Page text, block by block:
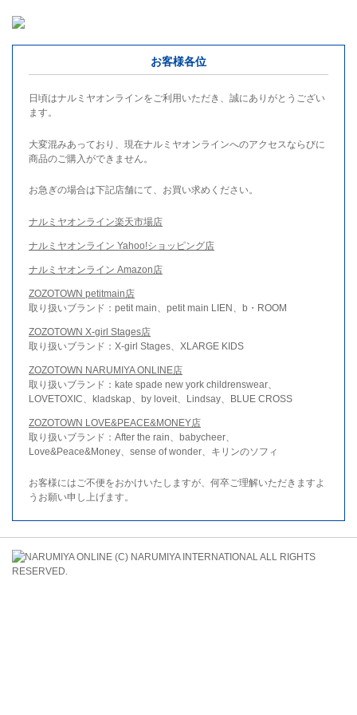
お客様各位
日頃はナルミヤオンラインをご利用いただき、誠にありがとうござい
ます。
大変混みあっており、現在ナルミヤオンラインへのアクセスならびに
商品のご購入ができません。
お急ぎの場合は下記店舗にて、お買い求めください。
ナルミヤオンライン楽天市場店
ナルミヤオンライン Yahoo!ショッピング店
ナルミヤオンライン Amazon店
ZOZOTOWN petitmain店
取り扱いブランド：petit main、petit main LIEN、b・ROOM
ZOZOTOWN X-girl Stages店
取り扱いブランド：X-girl Stages、XLARGE KIDS
ZOZOTOWN NARUMIYA ONLINE店
取り扱いブランド：kate spade new york childrenswear、
LOVETOXIC、kladskap、by loveit、Lindsay、BLUE CROSS
ZOZOTOWN LOVE&PEACE&MONEY店
取り扱いブランド：After the rain、babycheer、
Love&Peace&Money、sense of wonder、キリンのソフィ
お客様にはご不便をおかけいたしますが、何卒ご理解いただきますよ
うお願い申し上げます。